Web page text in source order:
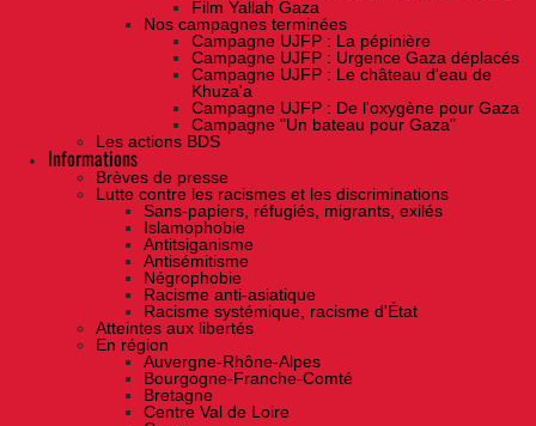
Film Yallah Gaza
Nos campagnes terminées
Campagne UJFP : La pépinière
Campagne UJFP : Urgence Gaza déplacés
Campagne UJFP : Le château d'eau de
Khuza'a
Campagne UJFP : De l'oxygène pour Gaza
Campagne "Un bateau pour Gaza"
Les actions BDS
Informations
Brèves de presse
Lutte contre les racismes et les discriminations
Sans-papiers, réfugiés, migrants, exilés
Islamophobie
Antitsiganisme
Antisémitisme
Négrophobie
Racisme anti-asiatique
Racisme systémique, racisme d'État
Atteintes aux libertés
En région
Auvergne-Rhône-Alpes
Bourgogne-Franche-Comté
Bretagne
Centre Val de Loire